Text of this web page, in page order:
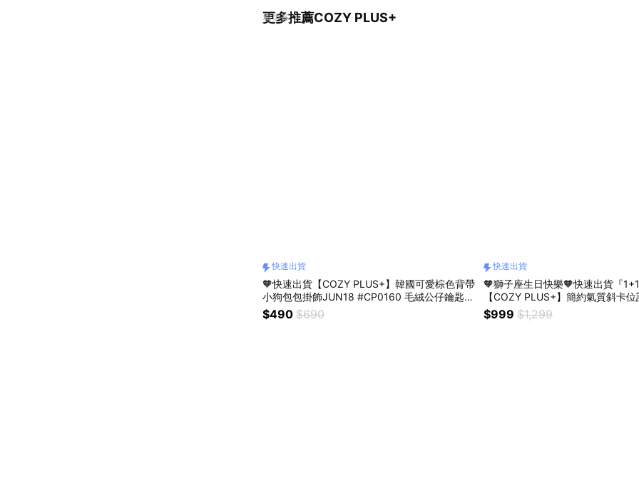
更多推薦COZY PLUS+
看更多
快速出貨
🧡快速出貨【COZY PLUS+】韓國可愛棕色背帶
小狗包包掛飾JUN18 #CP0160 毛絨公仔鑰匙扣
禮物 生日禮物 交換禮 畢業禮物
$490 $690
快速出貨
🧡獅子座生日快樂🧡快速出貨『1+1
【COZY PLUS+】簡約氣質斜卡
1239 可愛動物星星公仔吊飾
偶鑰匙扣 皮夾 生日禮物 短夾 包包
$999 $1,299